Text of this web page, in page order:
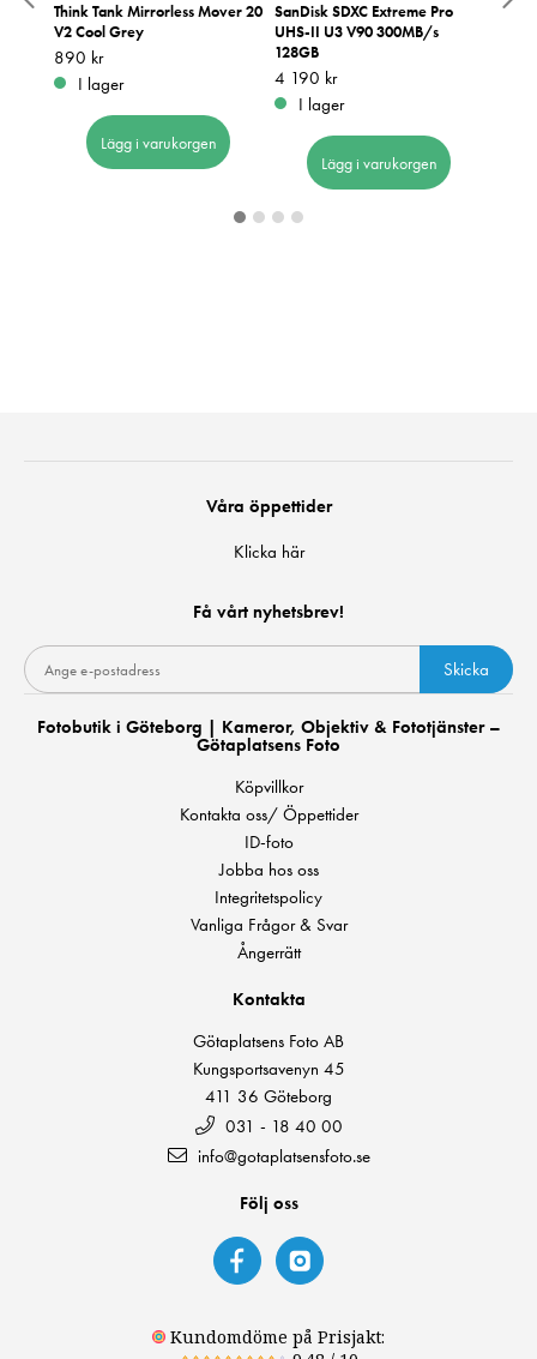
Think Tank Mirrorless Mover 20
V2 Cool Grey
Pris: 890 kr
890 kr
I lager
Lägg i varukorgen
SanDisk SDXC Extreme Pro
UHS-II U3 V90 300MB/s
128GB
Pris:4 190 kr
4 190 kr
I lager
Lägg i varukorgen
Våra öppettider
Klicka här
Få vårt nyhetsbrev!
Skicka
Fotobutik i Göteborg | Kameror, Objektiv & Fototjänster –
Götaplatsens Foto
Köpvillkor
Kontakta oss/ Öppettider
ID-foto
Jobba hos oss
Integritetspolicy
Vanliga Frågor & Svar
Ångerrätt
Kontakta
Götaplatsens Foto AB
Kungsportsavenyn 45
411 36 Göteborg
031 - 18 40 00
info@gotaplatsensfoto.se
Följ oss